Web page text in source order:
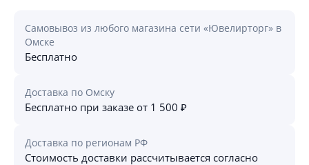
Самовывоз из любого магазина сети «Ювелирторг» в
Омске
Бесплатно
Доставка по Омску
Бесплатно при заказе от 1 500 ₽
Доставка по регионам РФ
Стоимость доставки рассчитывается согласно